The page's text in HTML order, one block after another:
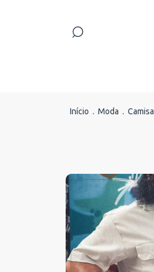
Início . Moda . Camisa